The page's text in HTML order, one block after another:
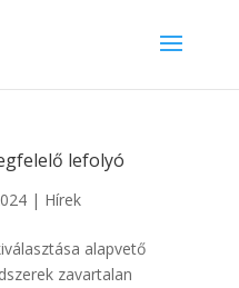
lefolyó
| Hírek
alapvető
zavartalan